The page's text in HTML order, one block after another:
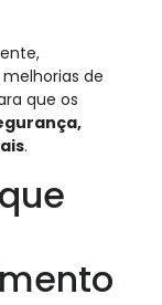
de
que os
.